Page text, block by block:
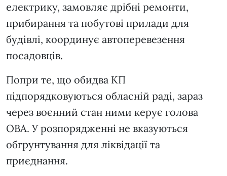
електрику, замовляє дрібні ремонти,
прибирання та побутові прилади для
будівлі, координує автоперевезення
посадовців.
Попри те, що обидва КП
підпорядковуються обласній раді, зараз
через воєнний стан ними керує голова
ОВА. У розпорядженні не вказуються
обгрунтування для ліквідації та
приєднання.